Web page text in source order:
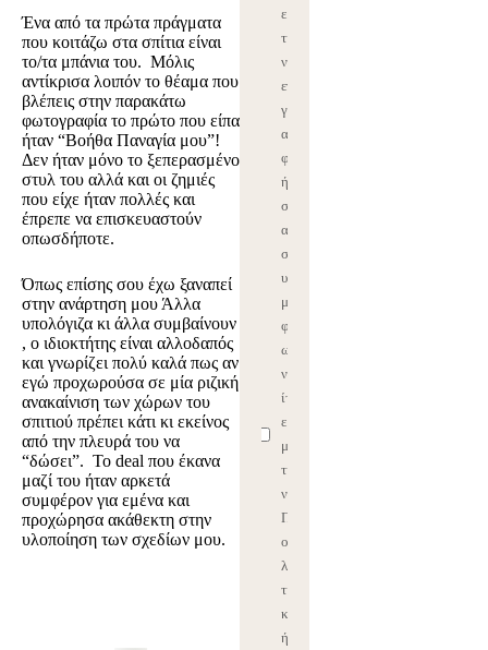
Ένα από τα πρώτα πράγματα
που κοιτάζω στα σπίτια είναι
το/τα μπάνια του. Μόλις
αντίκρισα λοιπόν το θέαμα που
βλέπεις στην παρακάτω
φωτογραφία το πρώτο που είπα
ήταν “Βοήθα Παναγία μου”!
Δεν ήταν μόνο το ξεπερασμένο
στυλ του αλλά και οι ζημιές
που είχε ήταν πολλές και
έπρεπε να επισκευαστούν
οπωσδήποτε.
Όπως επίσης σου έχω ξαναπεί
στην ανάρτηση μου Άλλα
υπολόγιζα κι άλλα συμβαίνουν
, ο ιδιοκτήτης είναι αλλοδαπός
και γνωρίζει πολύ καλά πως αν
εγώ προχωρούσα σε μία ριζική
ανακαίνιση των χώρων του
σπιτιού πρέπει κάτι κι εκείνος
από την πλευρά του να
“δώσει”. Το deal που έκανα
μαζί του ήταν αρκετά
συμφέρον για εμένα και
προχώρησα ακάθεκτη στην
υλοποίηση των σχεδίων μου.
ε
τη
ν
εγ
γρ
α
φ
ή
σ
ας
σ
υ
μ
φ
ω
νε
ίτ
ε
με
τη
ν
Π
ο
λι
τι
κ
ή